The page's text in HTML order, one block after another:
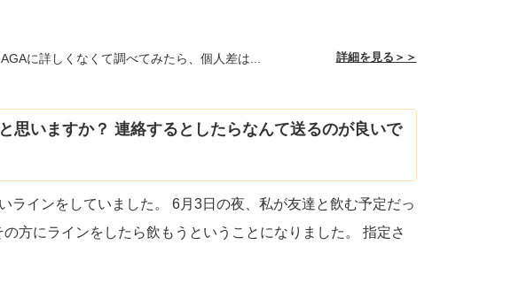
に詳しくなくて調べてみたら、個人差は... 詳細を見る＞＞
思いますか？ 連絡するとしたらなんて送るのが良いで
ラインをしていました。 6月3日の夜、私が友達と飲む予定だっ
方にラインをしたら飲もうということになりました。 指定さ